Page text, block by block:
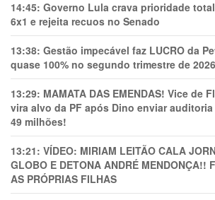
14:45: Governo Lula crava prioridade
6x1 e rejeita recuos no Senado
13:38: Gestão impecável faz LUCRO da
quase 100% no segundo trimestre de 2026
13:29: MAMATA DAS EMENDAS! Vice de
vira alvo da PF após Dino enviar
49 milhões!
13:21: VÍDEO: MIRIAM LEITÃO CALA
GLOBO E DETONA ANDRÉ MENDONÇA!!
AS PRÓPRIAS FILHAS